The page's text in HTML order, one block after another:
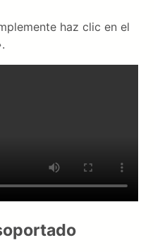
haz clic en el